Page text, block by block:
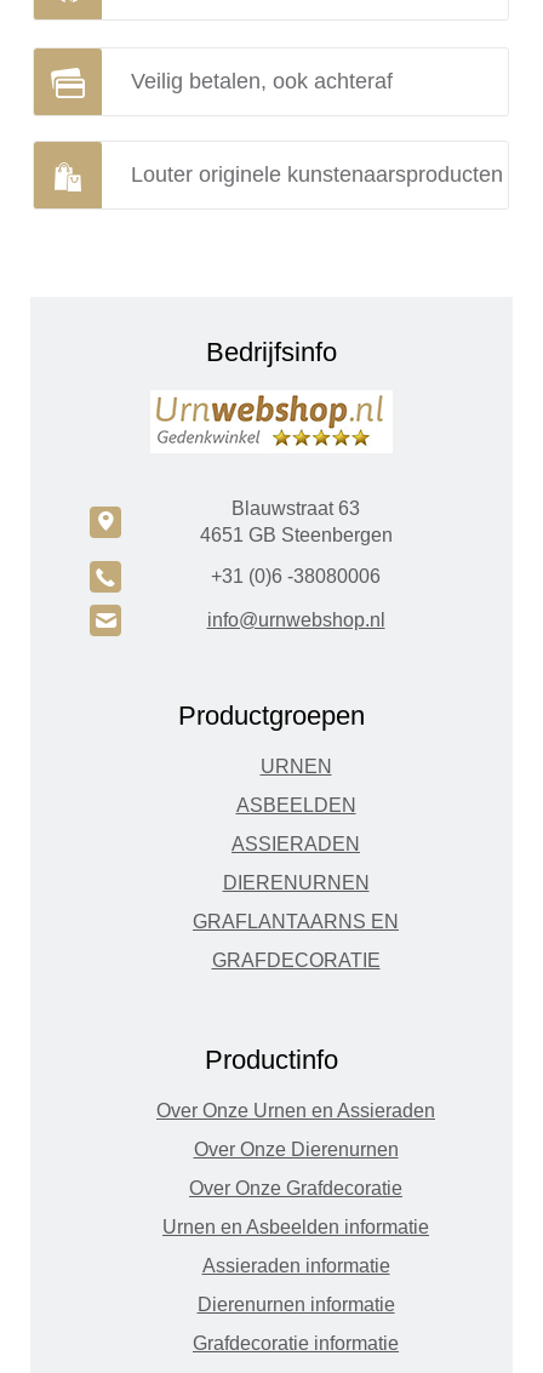
Veilig betalen, ook achteraf
Louter originele kunstenaarsproducten
Bedrijfsinfo
c
Blauwstraat 63
4651 GB Steenbergen
A +31 (0)6 -38080006
H info@urnwebshop.nl
Productgroepen
URNEN
ASBEELDEN
ASSIERADEN
DIERENURNEN
GRAFLANTAARNS EN
GRAFDECORATIE
Productinfo
Over Onze Urnen en Assieraden
Over Onze Dierenurnen
Over Onze Grafdecoratie
Urnen en Asbeelden informatie
Assieraden informatie
Dierenurnen informatie
Grafdecoratie informatie